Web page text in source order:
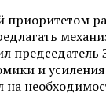
председатель
и
на